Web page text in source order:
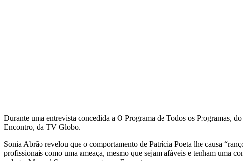
Durante uma entrevista concedida a O Programa de Todos os Programas,
Encontro, da TV Globo.
Sonia Abrão revelou que o comportamento de Patrícia Poeta lhe causa
profissionais como uma ameaça, mesmo que sejam afáveis e tenham uma